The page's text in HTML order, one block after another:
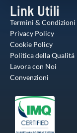
Link Utili
Termini & Condizioni
Privacy Policy
Cookie Policy
Politica della Qualitá
Lavora con Noi
Convenzioni